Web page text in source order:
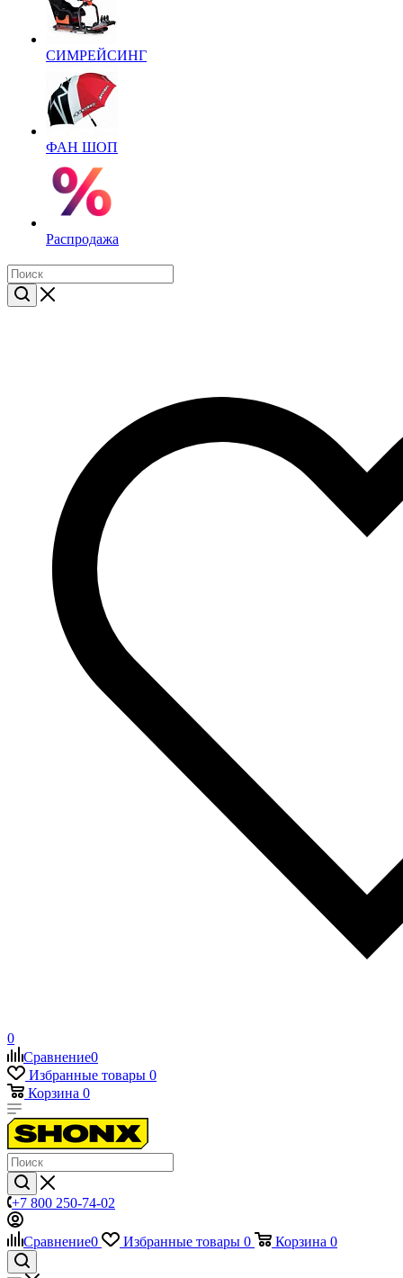
СИМРЕЙСИНГ
ФАН ШОП
Распродажа
0
Сравнение0
Избранные товары 0
Корзина 0
+7 800 250-74-02
Сравнение0 Избранные товары 0 Корзина 0